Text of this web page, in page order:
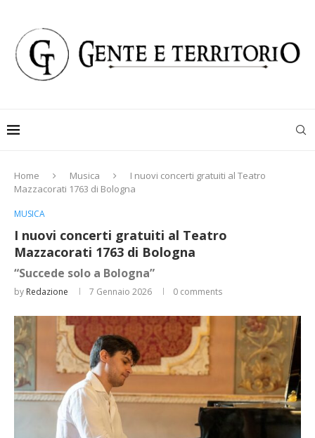
Home Musica
I nuovi concerti gratuiti al Teatro
Mazzacorati 1763 di Bologna
MUSICA
I nuovi concerti gratuiti al Teatro
Mazzacorati 1763 di Bologna
“Succede solo a Bologna”
by Redazione 7 Gennaio 2026 0 comments